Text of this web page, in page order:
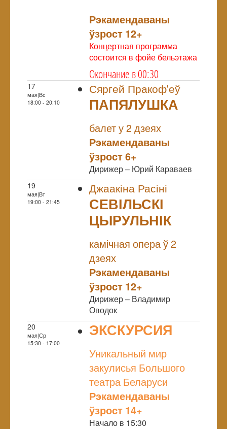
Рэкамендаваны
ўзрост 12+
Концертная программа
состоится в фойе бельэтажа
Окончание в 00:30
17
мая|Вс
18:00 - 20:10
Сяргей Пракоф'еў
ПАПЯЛУШКА
балет у 2 дзеях
Рэкамендаваны
ўзрост 6+
Дирижер – Юрий Караваев
19
мая|Вт
19:00 - 21:45
Джаакіна Расіні
СЕВІЛЬСКІ
ЦЫРУЛЬНІК
камічная опера ў 2
дзеях
Рэкамендаваны
ўзрост 12+
Дирижер – Владимир
Оводок
20
мая|Ср
15:30 - 17:00
ЭКСКУРСИЯ
Уникальный мир
закулисья Большого
театра Беларуси
Рэкамендаваны
ўзрост 14+
Начало в 15:30